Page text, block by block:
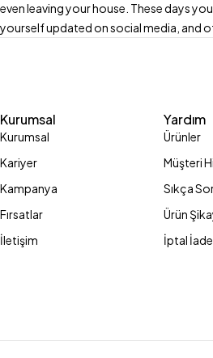
even leaving your house. These days
yourself updated on social media, and
Kurumsal
Kurumsal
Kariyer
Kampanya
Fırsatlar
İletişim
Yardım
Ürünler
Müşteri
Sıkça
Ürün
İptal